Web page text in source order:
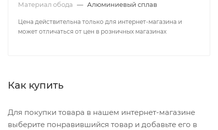
Материал обода — Алюминиевый сплав
Цена действительна только для интернет-магазина и
может отличаться от цен в розничных магазинах
Как купить
Для покупки товара в нашем интернет-магазине
выберите понравившийся товар и добавьте его в